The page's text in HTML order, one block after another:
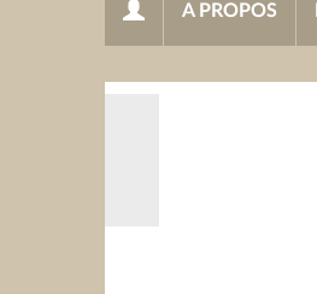
A PROPOS